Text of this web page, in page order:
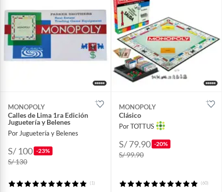
MONOPOLY
Calles de Lima 1ra Edición
Juguetería y Belenes
Por Juguetería y Belenes
S/ 100 -23%
S/ 130
(1)
MONOPOLY
Clásico
Por TOTTUS
S/ 79.90 -20%
S/ 99.90
(60)